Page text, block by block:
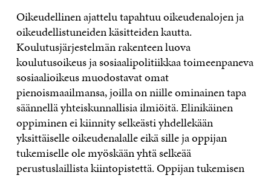
Oikeudellinen ajattelu tapahtuu oikeudenalojen ja
oikeudellistuneiden käsitteiden kautta.
Koulutusjärjestelmän rakenteen luova
koulutusoikeus ja sosiaalipolitiikkaa toimeenpaneva
sosiaalioikeus muodostavat omat
pienoismaailmansa, joilla on niille ominainen tapa
säännellä yhteiskunnallisia ilmiöitä. Elinikäinen
oppiminen ei kiinnity selkeästi yhdellekään
yksittäiselle oikeudenalalle eikä sille ja oppijan
tukemiselle ole myöskään yhtä selkeää
perustuslaillista kiintopistettä. Oppijan tukemisen